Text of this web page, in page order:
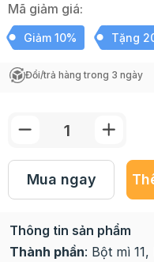
Mã giảm giá:
Giảm 10% Tặng
Đổi/trả hàng trong 3 ngày
Mua ngay
Thông tin sản phẩm
Thành phần: Bột mì